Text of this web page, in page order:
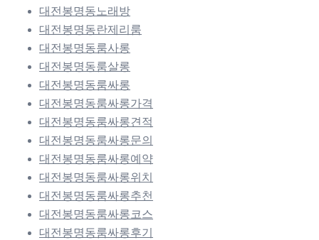
대전봉명동노래방
대전봉명동란제리룸
대전봉명동룸사롱
대전봉명동룸살롱
대전봉명동룸싸롱
대전봉명동룸싸롱가격
대전봉명동룸싸롱견적
대전봉명동룸싸롱문의
대전봉명동룸싸롱예약
대전봉명동룸싸롱위치
대전봉명동룸싸롱추천
대전봉명동룸싸롱코스
대전봉명동룸싸롱후기